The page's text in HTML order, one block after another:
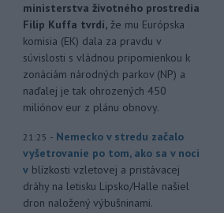
ministerstva životného prostredia
Filip Kuffa tvrdí, že mu Európska
komisia (EK) dala za pravdu v
súvislosti s vládnou pripomienkou k
zonáciám národných parkov (NP) a
naďalej je tak ohrozených 450
miliónov eur z plánu obnovy.
21:25 - Nemecko v stredu začalo
vyšetrovanie po tom, ako sa v noci
v blízkosti vzletovej a pristávacej
dráhy na letisku Lipsko/Halle našiel
dron naložený výbušninami.